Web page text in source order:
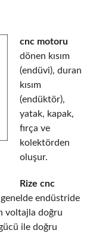
cnc motoru
dönen kısım
(endüvi), duran
kısım
(endüktör),
yatak, kapak,
fırça ve
kolektörden
oluşur.
Rize cnc
endüstride
voltajla doğru
ile doğru